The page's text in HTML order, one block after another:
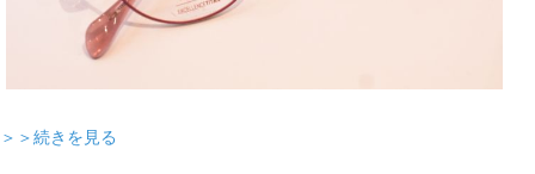
＞＞続きを見る